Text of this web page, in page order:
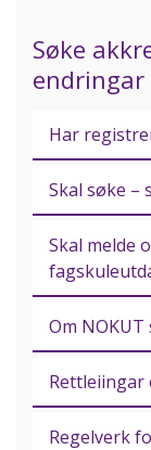
Søke
endringar
Har
Skal søke –
Skal melde
Om
Rettleiingar
Regelverk